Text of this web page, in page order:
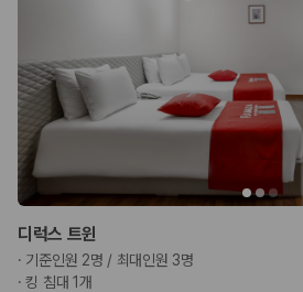
전국 렌트카 지점
1,829개
제주렌트카 가격비교 자주 묻
Q. 제주렌트카 가격비교는 카모아에서 어
A. 대여일, 반납일, 인수 지역을 선택하면 제
보험 조건, 예약 가능 차량을 한 번에 비교할
Q. 제주 렌트카 최저가는 무엇을 기준으로
Q. 제주공항 근처 렌트카도 비교할 수 있나
Q. 제주 렌트카 가격비교 시 보험도 함께
디럭스 트윈
· 기준인원 2명 / 최대인원 3명
·킹 침대 1개